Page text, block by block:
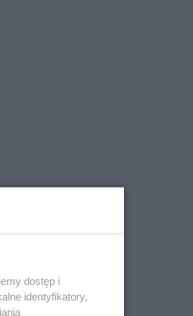
dostęp i
identyfikatory,